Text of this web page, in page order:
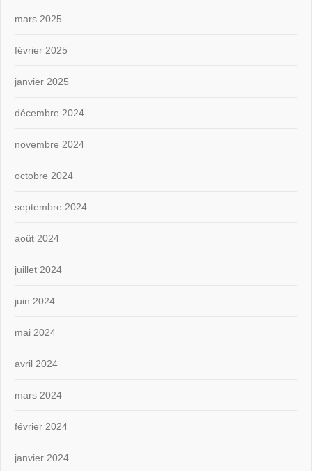
mars 2025
février 2025
janvier 2025
décembre 2024
novembre 2024
octobre 2024
septembre 2024
août 2024
juillet 2024
juin 2024
mai 2024
avril 2024
mars 2024
février 2024
janvier 2024